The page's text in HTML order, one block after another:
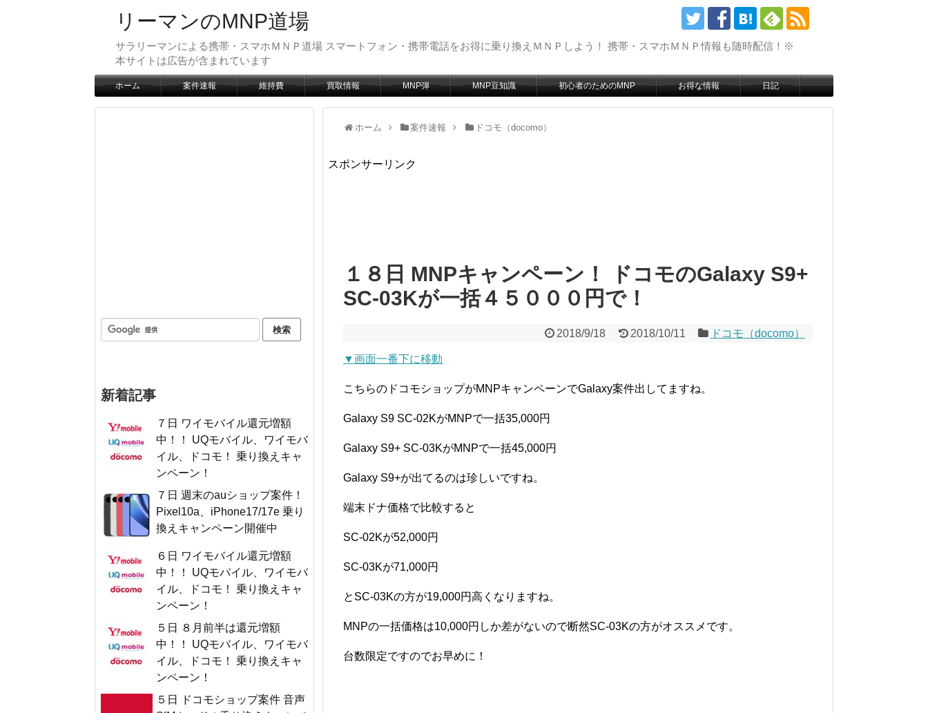
リーマンのMNP道場
サラリーマンによる携帯・スマホＭＮＰ道場 スマートフォン・携帯電話をお得に乗り換えＭＮＰしよう！ 携帯・スマホＭＮＰ情報も随時配信！※
本サイトは広告が含まれています
ホーム 案件速報 維持費 買取情報 MNP弾 MNP豆知識 初心者のためのMNP お得な情報 日記
ホーム 案件速報 ドコモ（docomo）
スポンサーリンク
１８日 MNPキャンペーン！ ドコモのGalaxy S9+
SC-03Kが一括４５０００円で！
2018/9/18 2018/10/11 ドコモ（docomo）
▼画面一番下に移動
こちらのドコモショップがMNPキャンペーンでGalaxy案件出してますね。
Galaxy S9 SC-02KがMNPで一括35,000円
Galaxy S9+ SC-03KがMNPで一括45,000円
Galaxy S9+が出てるのは珍しいですね。
端末ドナ価格で比較すると
SC-02Kが52,000円
SC-03Kが71,000円
とSC-03Kの方が19,000円高くなりますね。
MNPの一括価格は10,000円しか差がないので断然SC-03Kの方がオススメです。
台数限定ですのでお早めに！
新着記事
７日 ワイモバイル還元増額
中！！ UQモバイル、ワイモバ
イル、ドコモ！ 乗り換えキャ
ンペーン！
７日 週末のauショップ案件！
Pixel10a、iPhone17/17e 乗り
換えキャンペーン開催中
６日 ワイモバイル還元増額
中！！ UQモバイル、ワイモバ
イル、ドコモ！ 乗り換えキャ
ンペーン！
５日 ８月前半は還元増額
中！！ UQモバイル、ワイモバ
イル、ドコモ！ 乗り換えキャ
ンペーン！
５日 ドコモショップ案件 音声